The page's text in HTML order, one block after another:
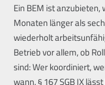
Ein BEM ist
Monaten länger als
wiederholt
Betrieb vor allem, ob
sind: Wer koordiniert,
wann. § 167 SGB IX